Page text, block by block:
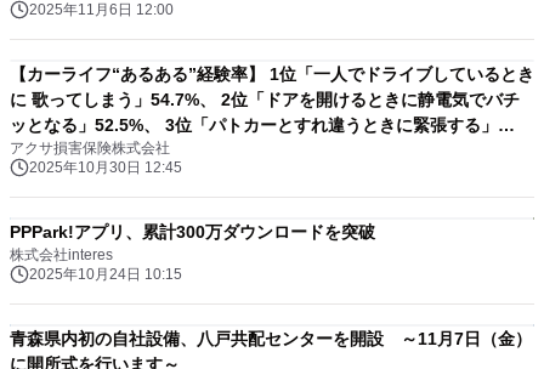
2025年11月6日 12:00
【カーライフ“あるある”経験率】 1位「一人でドライブしているとき
に 歌ってしまう」54.7%、 2位「ドアを開けるときに静電気でバチ
ッとなる」52.5%、 3位「パトカーとすれ違うときに緊張する」
49.1% （アクサ損害保険調べ）
アクサ損害保険株式会社
2025年10月30日 12:45
PPPark!アプリ、累計300万ダウンロードを突破
株式会社interes
2025年10月24日 10:15
青森県内初の自社設備、八戸共配センターを開設 ～11月7日（金）
に開所式を行います～